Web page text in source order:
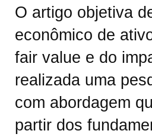
O artigo objetiva
econômico de
fair value e do
realizada uma
com abordagem
partir dos